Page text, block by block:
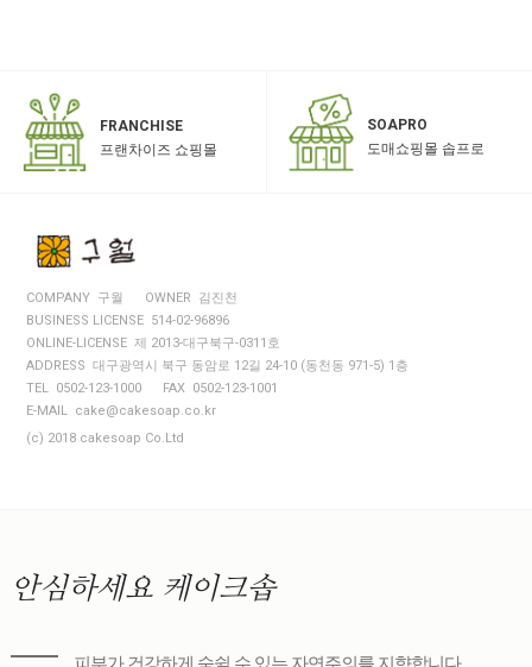
FRANCHISE
프랜차이즈 쇼핑몰
SOAPRO
도매쇼핑몰 솝프로
COMPANY 구월
OWNER 김진천
BUSINESS LICENSE 514-02-96896
ONLINE-LICENSE 제 2013-대구북구-0311호
ADDRESS 대구광역시 북구 동암로 12길 24-10 (동천동 971-5) 1층
TEL 0502-123-1000
FAX 0502-123-1001
E-MAIL cake@cakesoap.co.kr
(c) 2018 cakesoap Co.Ltd
안심하세요 케이크솝